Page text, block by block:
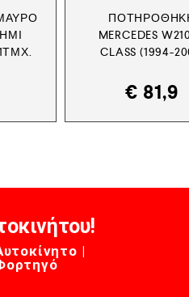
MERCEDES
CLASS (1994-
€ 81,9
|